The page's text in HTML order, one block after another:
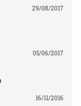
29/08/2017
05/06/2017
16/11/2016